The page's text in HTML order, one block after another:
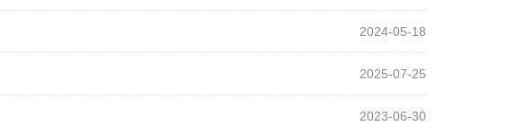
2024-05-18
2025-07-25
2023-06-30